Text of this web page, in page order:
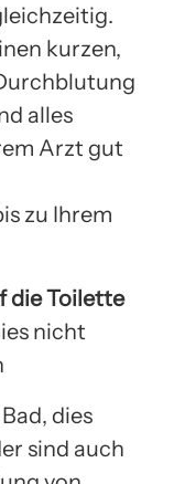
kurzen,
alles
Arzt gut
zu Ihrem
die Toilette
nicht
dies
sind auch